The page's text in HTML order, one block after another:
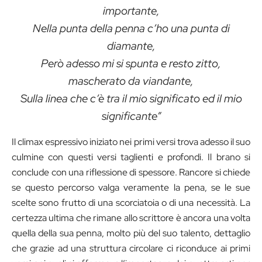
importante,
Nella punta della penna c’ho una punta di
diamante,
Però adesso mi si spunta e resto zitto,
mascherato da viandante,
Sulla linea che c’è tra il mio significato ed il mio
significante”
Il climax espressivo iniziato nei primi versi trova adesso il suo
culmine con questi versi taglienti e profondi. Il brano si
conclude con una riflessione di spessore. Rancore si chiede
se questo percorso valga veramente la pena, se le sue
scelte sono frutto di una scorciatoia o di una necessità. La
certezza ultima che rimane allo scrittore è ancora una volta
quella della sua penna, molto più del suo talento, dettaglio
che grazie ad una struttura circolare ci riconduce ai primi